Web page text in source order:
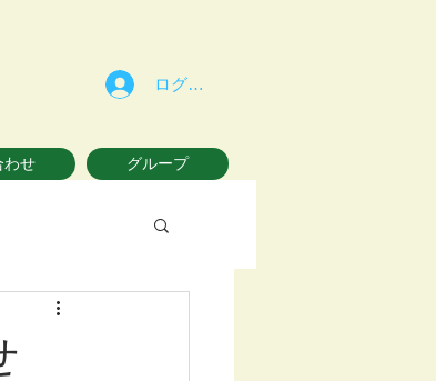
ログイン
わせ グループ